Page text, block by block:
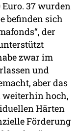
37 wurden
befinden sich
der
zwar im
und
aber das
weiterhin hoch,
Härten
Förderung